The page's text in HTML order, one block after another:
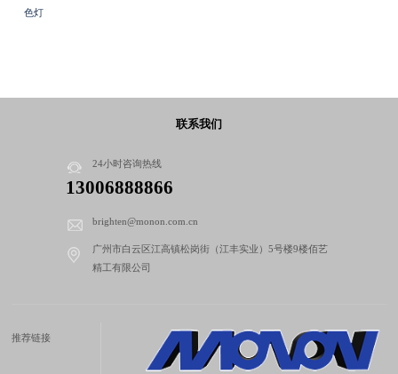
色灯
联系我们
24小时咨询热线
13006888866
brighten@monon.com.cn
广州市白云区江高镇松岗街（江丰实业）5号楼9楼佰艺
精工有限公司
推荐链接